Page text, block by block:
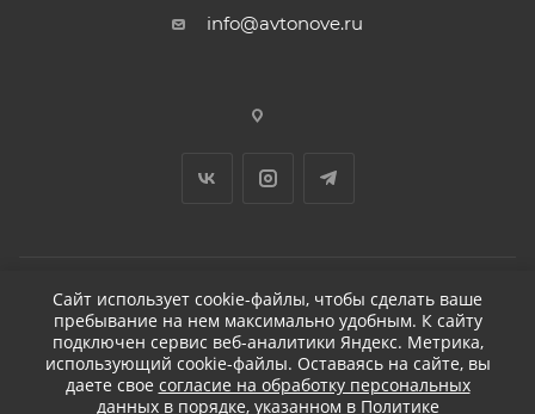
info@avtonove.ru
2026 © ДЕТЕЙЛИНГ-МАРКЕТ АВТОНОВЬЕ
Сайт использует cookie-файлы, чтобы сделать ваше
пребывание на нем максимально удобным. К cайту
подключен сервис веб-аналитики Яндекс. Метрика,
использующий cookie-файлы. Оставаясь на сайте, вы
даете свое согласие на обработку персональных
данныхв порядке, указанном в Политике